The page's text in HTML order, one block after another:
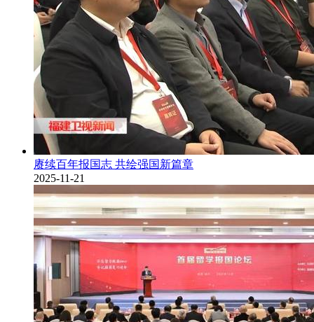
赓续百年报国志 共绘强国新篇章
2025-11-21